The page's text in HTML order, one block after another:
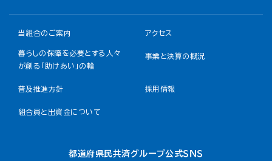
当組合のご案内 アクセス
暮らしの保障を必要とする人々
が創る「助けあい」の輪
事業と決算の概況
普及推進方針 採用情報
組合員と出資金について
都道府県民共済グループ公式ＳＮＳ